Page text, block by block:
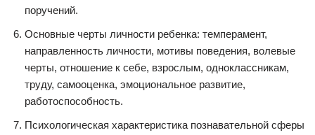
поручений.
Основные черты личности ребенка: темперамент,
направленность личности, мотивы поведения, волевые
черты, отношение к себе, взрослым, одноклассникам,
труду, самооценка, эмоциональное развитие,
работоспособность.
Психологическая характеристика познавательной сферы